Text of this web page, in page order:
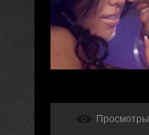
Просмотры